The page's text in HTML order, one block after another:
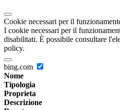
Cookie necessari per il
I cookie necessari per il
disabilitati. È possibile consultare
policy.
bing.com
Nome
Tipologia
Proprieta
Descrizione